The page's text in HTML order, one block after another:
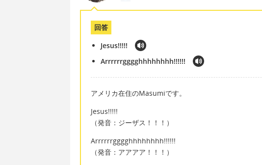
回答
Jesus!!!!!
Arrrrrrgggghhhhhhhh!!!!!!
アメリカ在住のMasumiです。
Jesus!!!!!
（発音：ジーザス！！！）
Arrrrrrgggghhhhhhhh!!!!!!
（発音：アアアア！！！）